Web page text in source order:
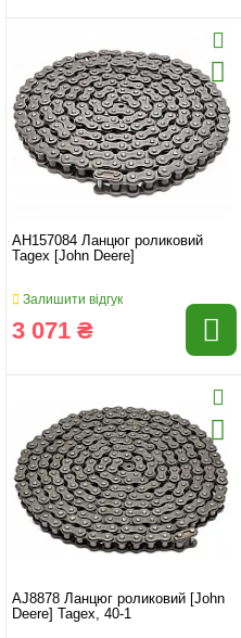
AH157084 Ланцюг роликовий
Tagex [John Deere]
Залишити відгук
3 071 ₴
AJ8878 Ланцюг роликовий [John
Deere] Tagex, 40-1